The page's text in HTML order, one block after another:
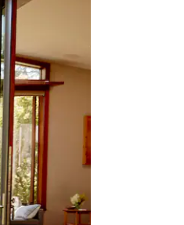
et en les faisant glisser.